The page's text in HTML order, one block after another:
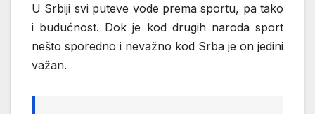
U Srbiji svi puteve vode prema sportu, pa tako
i budućnost. Dok je kod drugih naroda sport
nešto sporedno i nevažno kod Srba je on jedini
važan.